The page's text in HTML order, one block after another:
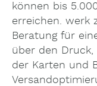
können bis
erreichen. werk
Beratung für
über den
der Karten und